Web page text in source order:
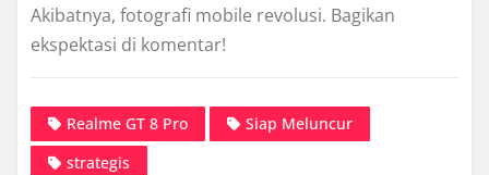
Akibatnya, fotografi mobile revolusi. Bagikan
ekspektasi di komentar!
Realme GT 8 Pro
Siap Meluncur
strategis